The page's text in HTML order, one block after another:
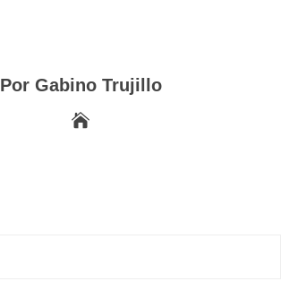
Por Gabino Trujillo